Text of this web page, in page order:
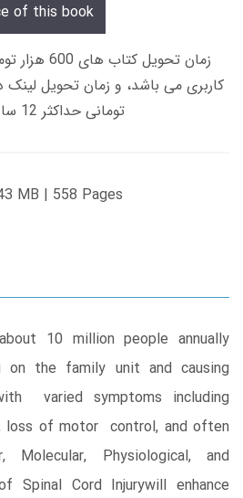
of this book
زمان تحویل
تومانی حداکثر 12 ساعت از طریق پیامک/ایمیل
MB | 558 Pages
10 million people annually
on the family unit and causing
varied symptoms including
loss of motor control, and often
Molecular, Physiological, and
Spinal Cord Injurywill enhance